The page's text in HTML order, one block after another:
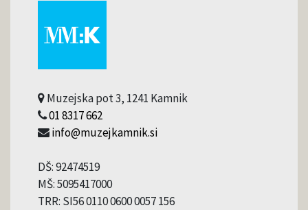
Muzejska pot 3, 1241 Kamnik
01 8317 662
info@muzejkamnik.si
DŠ: 92474519
MŠ: 5095417000
TRR: SI56 0110 0600 0057 156